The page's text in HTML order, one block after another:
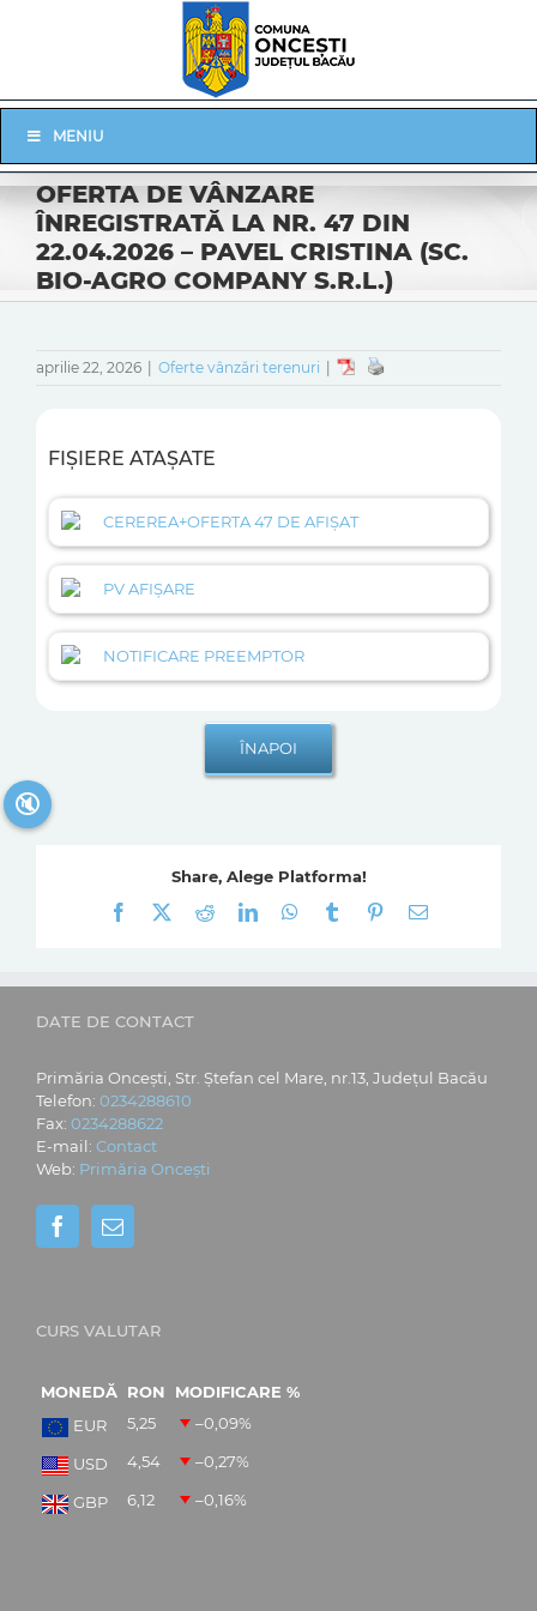
Navigation
MENIU
OFERTA DE VÂNZARE
ÎNREGISTRATĂ LA NR. 47 DIN
22.04.2026 – PAVEL CRISTINA (SC.
BIO-AGRO COMPANY S.R.L.)
aprilie 22, 2026 Oferte vânzări terenuri
FIȘIERE ATAȘATE
CEREREA+OFERTA 47 DE AFIȘAT
PV AFIȘARE
NOTIFICARE PREEMPTOR
Share, Alege Platforma!
Facebook
RedditLinkedInWhatsApp
Tumblr Pinterest
E-
DATE DE CONTACT
Primăria Oncești, Str. Ștefan cel Mare, nr.13, Județul Bacău
Telefon: 0234288610
Fax: 0234288622
E-mail: Contact
Web: Primăria Oncești
CURS VALUTAR
MONEDĂ RON
MODIFICARE %
EUR
5,25 –0,09%
USD 4,54 –0,27%
GBP 6,12 –0,16%
🔇